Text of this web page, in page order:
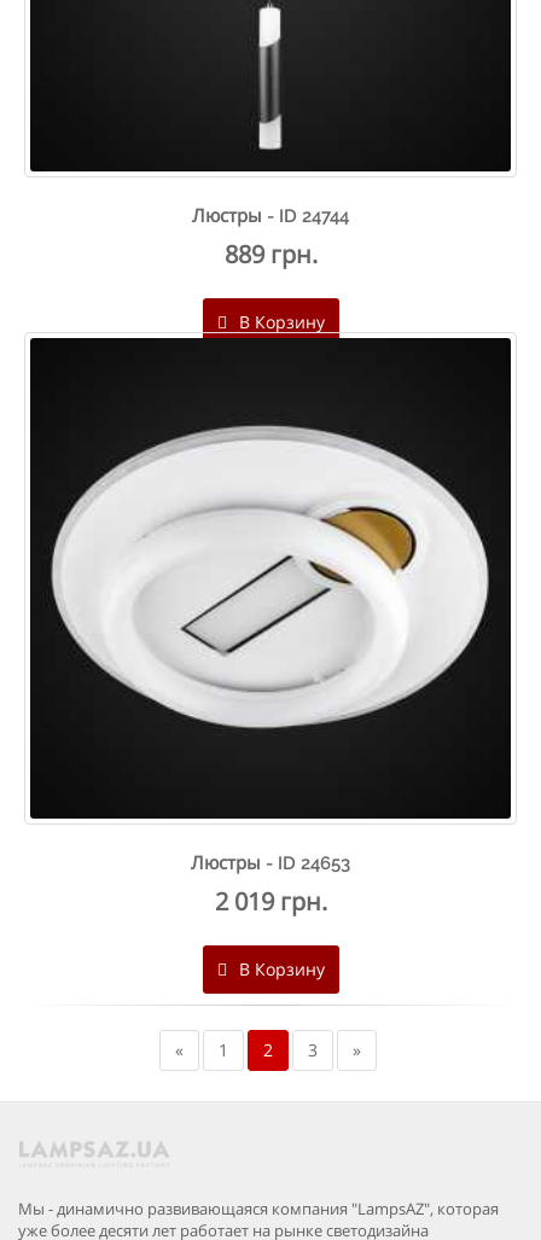
Люстры - ID 24744
889 грн.
В Корзину
Люстры - ID 24653
2 019 грн.
В Корзину
« 1 2 3 »
Мы - динамично развивающаяся компания "LampsAZ", которая
уже более десяти лет работает на рынке светодизайна